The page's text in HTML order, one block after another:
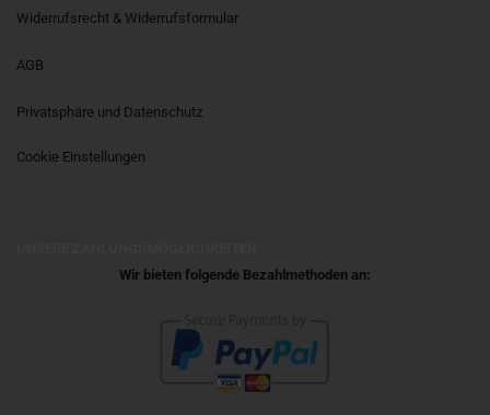
Widerrufsrecht & Widerrufsformular
AGB
Privatsphäre und Datenschutz
Cookie Einstellungen
Wir bieten folgende Bezahlmethoden an: